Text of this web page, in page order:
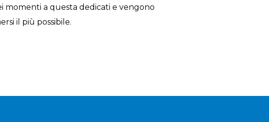
momenti a questa dedicati e vengono
il più possibile.